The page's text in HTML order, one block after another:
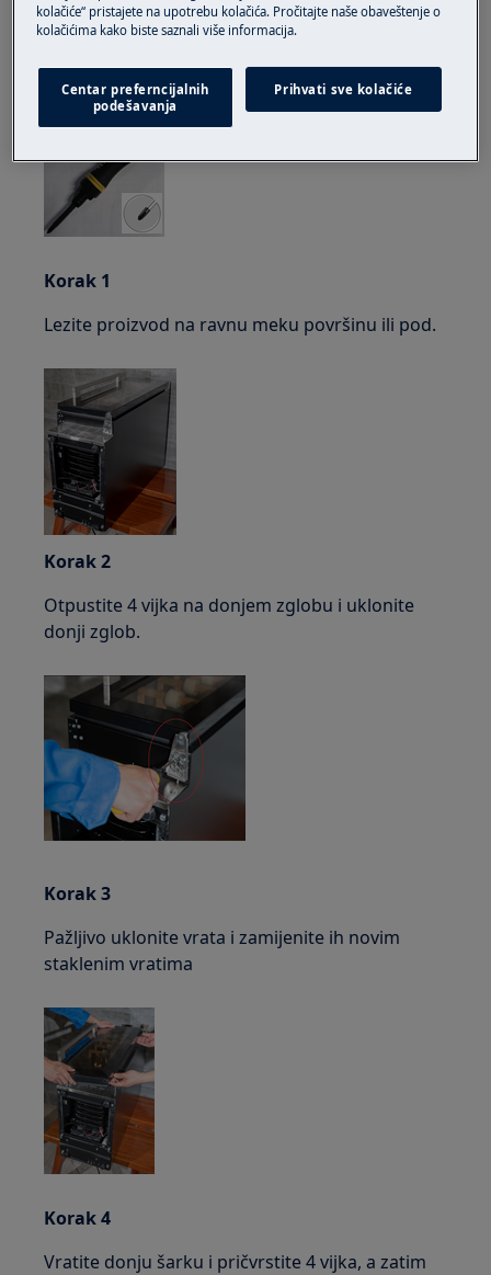
ALAT:
6 × 300 odvijač s križnom glavom
Korak 1
Lezite proizvod na ravnu meku površinu ili pod.
Korak 2
Otpustite 4 vijka na donjem zglobu i uklonite
donji zglob.
Korak 3
Pažljivo uklonite vrata i zamijenite ih novim
staklenim vratima
Korak 4
Vratite donju šarku i pričvrstite 4 vijka, a zatim
kolačiće“ pristajete na upotrebu kolačića. Pročitajte naše obaveštenje o
kolačićima kako biste saznali više informacija.
Centar preferncijalnih
podešavanja
Prihvati sve kolačiće